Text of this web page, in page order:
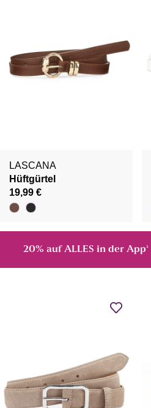
LASCANA
Hüftgürtel
19,99 €
20% auf ALLES in der App²